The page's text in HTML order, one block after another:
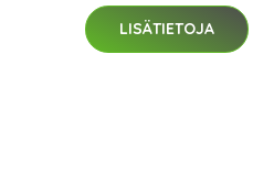
LISÄTIETOJA